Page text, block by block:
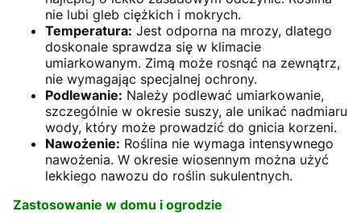
nie lubi gleb ciężkich i mokrych.
Temperatura: Jest odporna na mrozy, dlatego
doskonale sprawdza się w klimacie
umiarkowanym. Zimą może rosnąć na zewnątrz,
nie wymagając specjalnej ochrony.
Podlewanie: Należy podlewać umiarkowanie,
szczególnie w okresie suszy, ale unikać nadmiaru
wody, który może prowadzić do gnicia korzeni.
Nawożenie: Roślina nie wymaga intensywnego
nawożenia. W okresie wiosennym można użyć
lekkiego nawozu do roślin sukulentnych.
Zastosowanie w domu i ogrodzie